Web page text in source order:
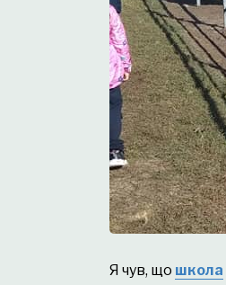
Я чув, що школа